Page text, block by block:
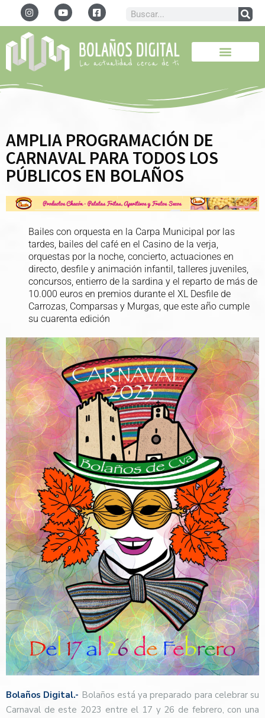
AMPLIA PROGRAMACIÓN DE
CARNAVAL PARA TODOS LOS
PÚBLICOS EN BOLAÑOS
Bailes con orquesta en la Carpa Municipal por las
tardes, bailes del café en el Casino de la verja,
orquestas por la noche, concierto, actuaciones en
directo, desfile y animación infantil, talleres juveniles,
concursos, entierro de la sardina y el reparto de más de
10.000 euros en premios durante el XL Desfile de
Carrozas, Comparsas y Murgas, que este año cumple
su cuarenta edición
Bolaños Digital.- Bolaños está ya preparado para celebrar su
Carnaval de este 2023 entre el 17 y 26 de febrero, con una